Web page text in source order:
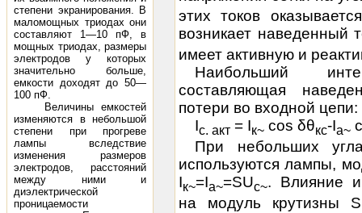
степени экранирования. В
маломощ­ных триодах они
составляют 1—10 пФ, в
мощных триодах, размеры
электродов у которых
значительно больше,
емкости доходят до 50—
100 пФ.
Величины емкостей
изменяются в небольшой
степени при прогре­ве
лампы вследствие
изменения размеров
электродов, расстояний
меж­ду ними и
диэлектрической
проницаемости
этих токов
возникает наведенный
имеет активную и
Наибольший
составляющая
потери во входной цепи:
Iс. акт = Iк~ cos δθкс-Iа~
При небольших
используются лампы,
Iк~=Iа~=SUс~. Влияние
на модуль крутизны